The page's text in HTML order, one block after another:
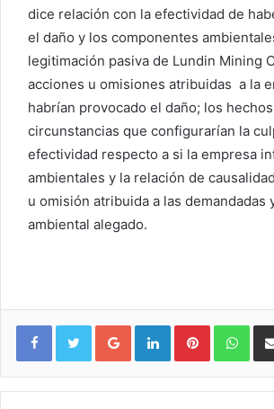
dice relación con la efectividad de
el daño y los componentes
legitimación pasiva de Lundin Mining
acciones u omisiones atribuidas a la
habrían provocado el daño; los
circunstancias que configurarían la
efectividad respecto a si la empresa
ambientales y la relación de
u omisión atribuida a las demandadas
ambiental alegado.
Google+ LinkedIn Pinterest WhatsApp